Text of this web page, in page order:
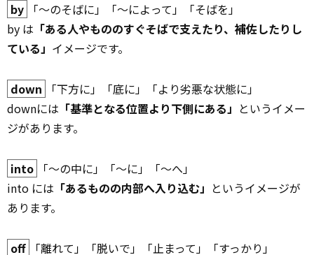
by
「～のそばに」「～によって」「そばを」
by は 「ある人やもののすぐそばで支えたり、補佐したりし
ている」 イメージです。
down
「下方に」「底に」「より劣悪な状態に」
downには 「基準となる位置より下側にある」 というイメー
ジがあります。
into
「～の中に」「～に」「～へ」
into には 「あるものの内部へ入り込む」 というイメージが
あります。
off 「離れて」「脱いで」「止まって」「すっかり」